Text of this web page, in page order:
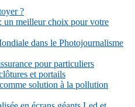
?
un meilleur choix pour votre
dans le Photojournalisme
pour particuliers
et portails
solution à la pollution